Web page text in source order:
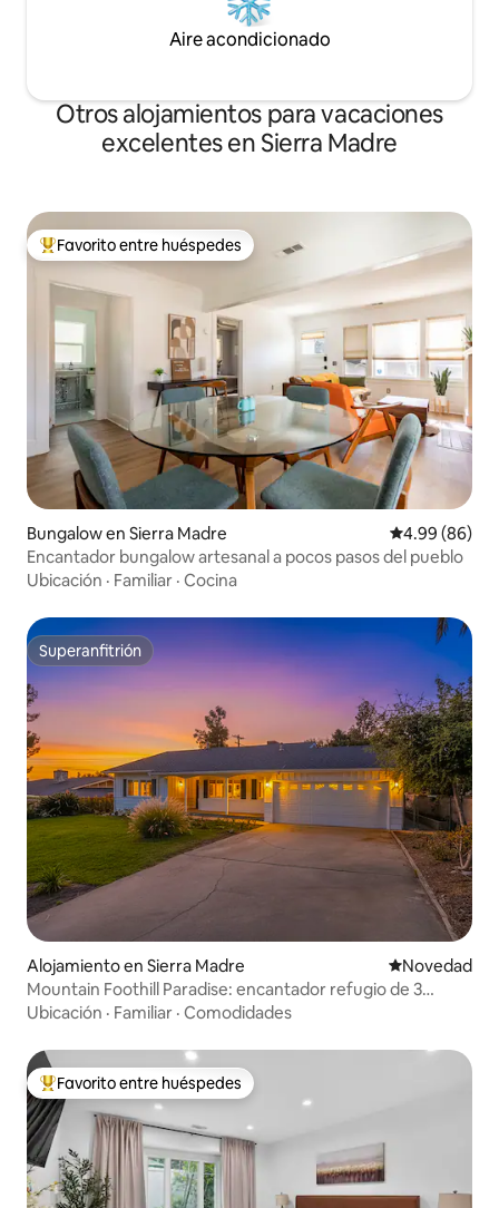
Aire acondicionado
Otros alojamientos para vacaciones
excelentes en Sierra Madre
Favorito entre huéspedes preferido
Favorito entre huéspedes
Bungalow en Sierra Madre Calificación
4.99 (86)
Encantador bungalow artesanal a pocos pasos del pueblo
Ubicación · Familiar · Cocina
Superanfitrión
Superanfitrión
Alojamiento en Sierra Madre Lugar para
Novedad
Mountain Foothill Paradise: encantador refugio de 3
dormitorios y 3 baños
Ubicación · Familiar · Comodidades
Favorito entre huéspedes preferido
Favorito entre huéspedes